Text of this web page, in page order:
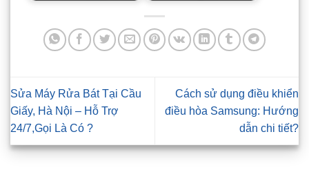
Sửa Máy Rửa Bát Tại Cầu
Giấy, Hà Nội – Hỗ Trợ
24/7,Gọi Là Có ?
Cách sử dụng điều khiển
điều hòa Samsung: Hướng
dẫn chi tiết?